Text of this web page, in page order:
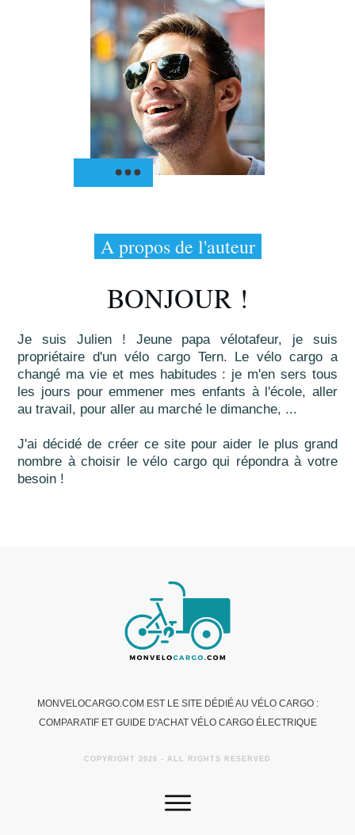
A propos de l'auteur
BONJOUR !
Je suis Julien ! Jeune papa vélotafeur, je suis
propriétaire d'un vélo cargo Tern. Le vélo cargo a
changé ma vie et mes habitudes : je m'en sers tous
les jours pour emmener mes enfants à l'école, aller
au travail, pour aller au marché le dimanche, ...
J'ai décidé de créer ce site pour aider le plus grand
nombre à choisir le vélo cargo qui répondra à votre
besoin !
MONVELOCARGO.COM EST LE SITE DÉDIÉ AU VÉLO CARGO :
COMPARATIF ET GUIDE D'ACHAT VÉLO CARGO ÉLECTRIQUE
COPYRIGHT 2026 - ALL RIGHTS RESERVED